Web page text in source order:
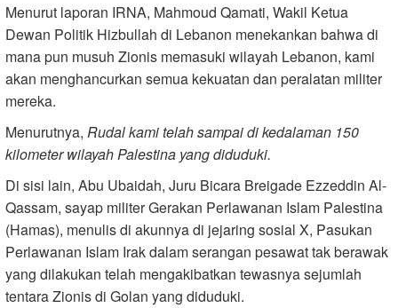
Menurut laporan IRNA, Mahmoud Qamati, Wakil Ketua
Dewan Politik Hizbullah di Lebanon menekankan bahwa di
mana pun musuh Zionis memasuki wilayah Lebanon, kami
akan menghancurkan semua kekuatan dan peralatan militer
mereka.
Menurutnya, Rudal kami telah sampai di kedalaman 150
kilometer wilayah Palestina yang diduduki.
Di sisi lain, Abu Ubaidah, Juru Bicara Breigade Ezzeddin Al-
Qassam, sayap militer Gerakan Perlawanan Islam Palestina
(Hamas), menulis di akunnya di jejaring sosial X, Pasukan
Perlawanan Islam Irak dalam serangan pesawat tak berawak
yang dilakukan telah mengakibatkan tewasnya sejumlah
tentara Zionis di Golan yang diduduki.